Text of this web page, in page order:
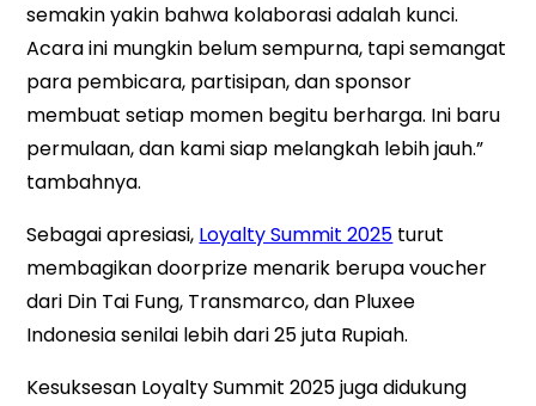
semakin yakin bahwa kolaborasi adalah kunci.
Acara ini mungkin belum sempurna, tapi semangat
para pembicara, partisipan, dan sponsor
membuat setiap momen begitu berharga. Ini baru
permulaan, dan kami siap melangkah lebih jauh.”
tambahnya.
Sebagai apresiasi, Loyalty Summit 2025 turut
membagikan doorprize menarik berupa voucher
dari Din Tai Fung, Transmarco, dan Pluxee
Indonesia senilai lebih dari 25 juta Rupiah.
Kesuksesan Loyalty Summit 2025 juga didukung